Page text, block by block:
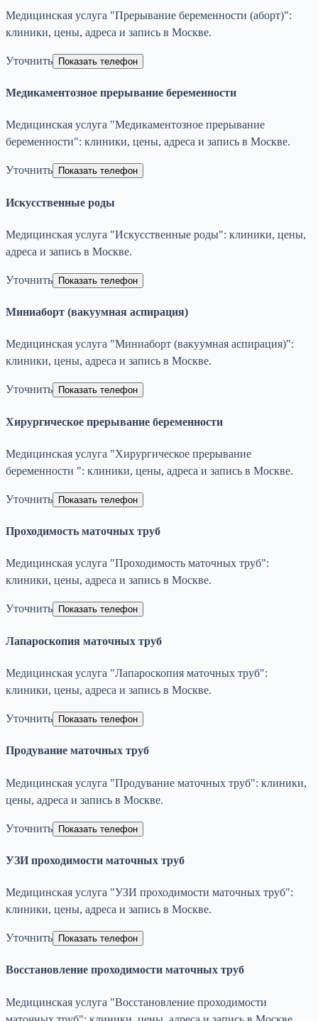
Медицинская услуга "Прерывание беременности (аборт)":
клиники, цены, адреса и запись в Москве.
Уточнить Показать телефон
Медикаментозное прерывание беременности
Медицинская услуга "Медикаментозное прерывание
беременности": клиники, цены, адреса и запись в Москве.
Уточнить Показать телефон
Искусственные роды
Медицинская услуга "Искусственные роды": клиники, цены,
адреса и запись в Москве.
Уточнить Показать телефон
Миниаборт (вакуумная аспирация)
Медицинская услуга "Миниаборт (вакуумная аспирация)":
клиники, цены, адреса и запись в Москве.
Уточнить Показать телефон
Хирургическое прерывание беременности
Медицинская услуга "Хирургическое прерывание
беременности ": клиники, цены, адреса и запись в Москве.
Уточнить Показать телефон
Проходимость маточных труб
Медицинская услуга "Проходимость маточных труб":
клиники, цены, адреса и запись в Москве.
Уточнить Показать телефон
Лапароскопия маточных труб
Медицинская услуга "Лапароскопия маточных труб":
клиники, цены, адреса и запись в Москве.
Уточнить Показать телефон
Продувание маточных труб
Медицинская услуга "Продувание маточных труб": клиники,
цены, адреса и запись в Москве.
Уточнить Показать телефон
УЗИ проходимости маточных труб
Медицинская услуга "УЗИ проходимости маточных труб":
клиники, цены, адреса и запись в Москве.
Уточнить Показать телефон
Восстановление проходимости маточных труб
Медицинская услуга "Восстановление проходимости